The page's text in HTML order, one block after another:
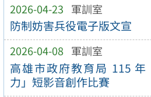
2026-04-23 軍訓室
防制妨害兵役電子版文宣
2026-04-08 軍訓室
高雄市政府教育局 115
力」短影音創作比賽